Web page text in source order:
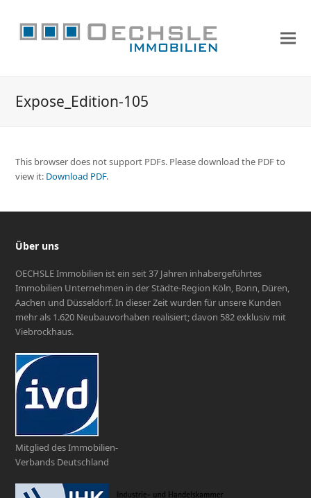
Expose_Edition-105
This browser does not support PDFs. Please download the PDF to
view it: Download PDF.
Über uns
OECHSLE Immobilien ist ein seit 37 Jahren inhabergeführtes
Immobilien Unternehmen in der Städte-Region Köln, Bonn, Düren,
Aachen und Düsseldorf. In dieser Zeit wurden für unsere Kunden
mehr als 1.620 Neubauvorhaben realisiert; davon 582 exklusiv mit
Viebrockhaus.
Mitglied des Immobilien-
Verbands Deutschland